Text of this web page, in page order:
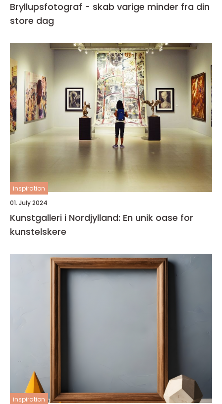
Bryllupsfotograf - skab varige minder fra din
store dag
inspiration
01. July 2024
Kunstgalleri i Nordjylland: En unik oase for
kunstelskere
inspiration